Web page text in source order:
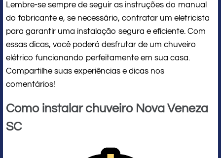
Lembre-se sempre de seguir as instruções do manual
do fabricante e, se necessário, contratar um eletricista
para garantir uma instalação segura e eficiente. Com
essas dicas, você poderá desfrutar de um chuveiro
elétrico funcionando perfeitamente em sua casa.
Compartilhe suas experiências e dicas nos
comentários!
Como instalar chuveiro Nova Veneza
SC